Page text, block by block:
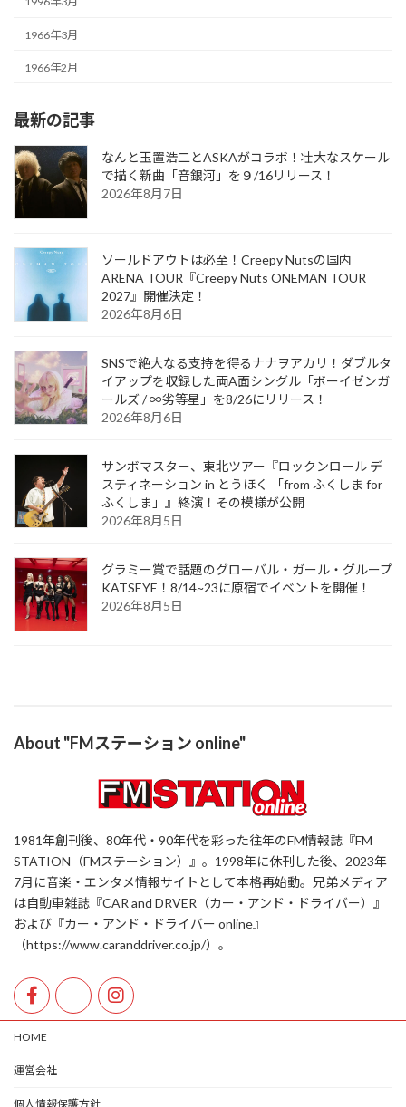
1966年3月
1966年2月
最新の記事
なんと玉置浩二とASKAがコラボ！壮大なスケール
で描く新曲「音銀河」を９/16リリース！
2026年8月7日
ソールドアウトは必至！Creepy Nutsの国内
ARENA TOUR『Creepy Nuts ONEMAN TOUR
2027』開催決定！
2026年8月6日
SNSで絶大なる支持を得るナナヲアカリ！ダブルタ
イアップを収録した両A面シングル「ボーイゼンガ
ールズ / ∞劣等星」を8/26にリリース！
2026年8月6日
サンボマスター、東北ツアー『ロックンロール デ
スティネーション in とうほく 「from ふくしま for
ふくしま」』終演！その模様が公開
2026年8月5日
グラミー賞で話題のグローバル・ガール・グループ
KATSEYE！8/14~23に原宿でイベントを開催！
2026年8月5日
About "FMステーション online"
1981年創刊後、80年代・90年代を彩った往年のFM情報誌『FM
STATION（FMステーション）』。1998年に休刊した後、2023年
7月に音楽・エンタメ情報サイトとして本格再始動。兄弟メディア
は自動車雑誌『CAR and DRVER（カー・アンド・ドライバー）』
および『カー・アンド・ドライバー online』
（https://www.caranddriver.co.jp/）。
HOME
運営会社
個人情報保護方針